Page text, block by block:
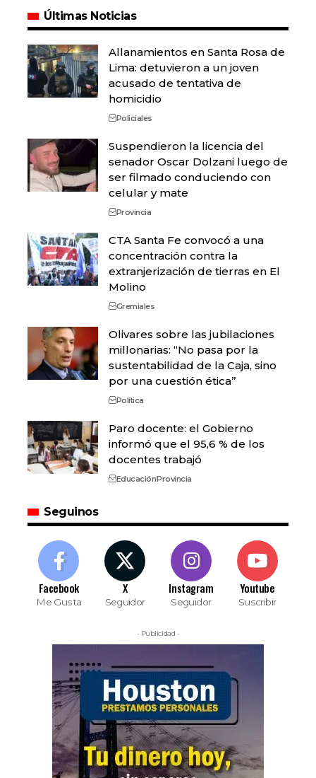
Últimas Noticias
Allanamientos en Santa Rosa de
Lima: detuvieron a un joven
acusado de tentativa de
homicidio
Policiales
Suspendieron la licencia del
senador Oscar Dolzani luego de
ser filmado conduciendo con
celular y mate
Provincia
CTA Santa Fe convocó a una
concentración contra la
extranjerización de tierras en El
Molino
Gremiales
Olivares sobre las jubilaciones
millonarias: “No pasa por la
sustentabilidad de la Caja, sino
por una cuestión ética”
Política
Paro docente: el Gobierno
informó que el 95,6 % de los
docentes trabajó
EducaciónProvincia
Seguinos
Facebook
Me Gusta
X
Seguidor
Instagram
Seguidor
Youtube
Suscribir
- Publicidad -